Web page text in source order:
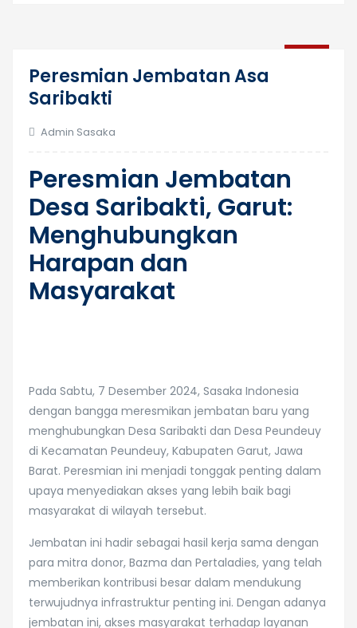
Peresmian Jembatan Asa
Saribakti
Admin Sasaka
Peresmian Jembatan
Desa Saribakti, Garut:
Menghubungkan
Harapan dan
Masyarakat
Pada Sabtu, 7 Desember 2024, Sasaka Indonesia
dengan bangga meresmikan jembatan baru yang
menghubungkan Desa Saribakti dan Desa Peundeuy
di Kecamatan Peundeuy, Kabupaten Garut, Jawa
Barat. Peresmian ini menjadi tonggak penting dalam
upaya menyediakan akses yang lebih baik bagi
masyarakat di wilayah tersebut.
Jembatan ini hadir sebagai hasil kerja sama dengan
para mitra donor, Bazma dan Pertaladies, yang telah
memberikan kontribusi besar dalam mendukung
terwujudnya infrastruktur penting ini. Dengan adanya
jembatan ini, akses masyarakat terhadap layanan